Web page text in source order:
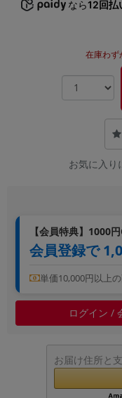
なら12回払
在庫わず
お気に入り
【会員特典】1000
会員登録で
単価10,000円以上
ログイン /
お届け住所と